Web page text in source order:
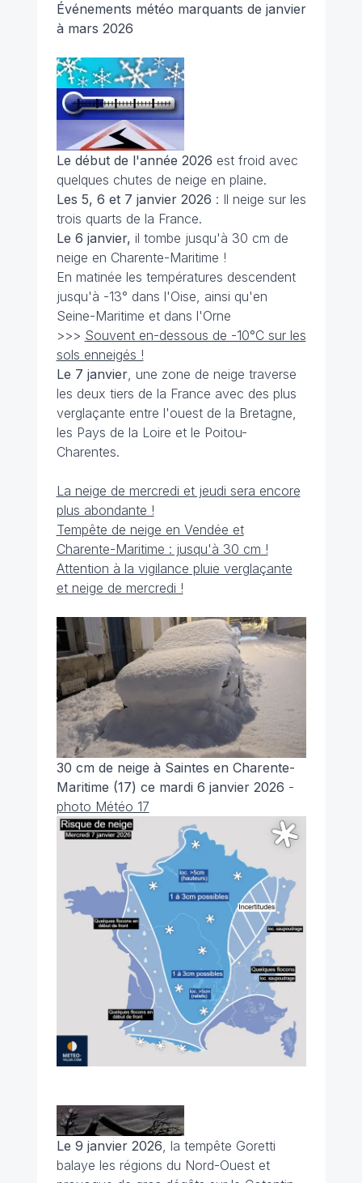
Événements météo marquants de janvier
à mars 2026
Le début de l'année 2026 est froid avec
quelques chutes de neige en plaine.
Les 5, 6 et 7 janvier 2026 : Il neige sur les
trois quarts de la France.
Le 6 janvier, il tombe jusqu'à 30 cm de
neige en Charente-Maritime !
En matinée les températures descendent
jusqu'à -13° dans l'Oise, ainsi qu'en
Seine-Maritime et dans l'Orne
>>> Souvent en-dessous de -10°C sur les
sols enneigés !
Le 7 janvier, une zone de neige traverse
les deux tiers de la France avec des plus
verglaçante entre l'ouest de la Bretagne,
les Pays de la Loire et le Poitou-
Charentes.
La neige de mercredi et jeudi sera encore
plus abondante !
Tempête de neige en Vendée et
Charente-Maritime : jusqu'à 30 cm !
Attention à la vigilance pluie verglaçante
et neige de mercredi !
30 cm de neige à Saintes en Charente-
Maritime (17) ce mardi 6 janvier 2026 -
photo Météo 17
Le 9 janvier 2026, la tempête Goretti
balaye les régions du Nord-Ouest et